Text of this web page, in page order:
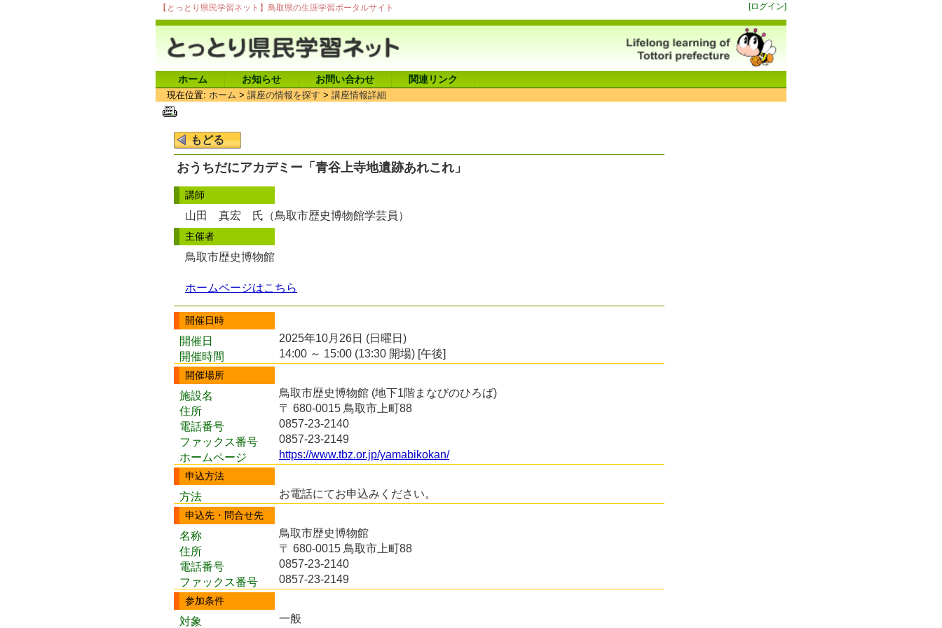
【とっとり県民学習ネット】鳥取県の生涯学習ポータルサイト [ログイン]
ホーム お知らせ お問い合わせ 関連リンク
現在位置: ホーム > 講座の情報を探す > 講座情報詳細
おうちだにアカデミー「青谷上寺地遺跡あれこれ」
講師
山田 真宏 氏（鳥取市歴史博物館学芸員）
主催者
鳥取市歴史博物館
ホームページはこちら
開催日時
開催日
2025年10月26日 (日曜日)
開催時間
14:00 ～ 15:00 (13:30 開場) [午後]
開催場所
施設名
鳥取市歴史博物館 (地下1階まなびのひろば)
住所
〒 680-0015 鳥取市上町88
電話番号
0857-23-2140
ファックス番号
0857-23-2149
ホームページ
https://www.tbz.or.jp/yamabikokan/
申込方法
方法 お電話にてお申込みください。
申込先・問合せ先
名称
鳥取市歴史博物館
住所
〒 680-0015 鳥取市上町88
電話番号
0857-23-2140
ファックス番号
0857-23-2149
参加条件
対象 一般